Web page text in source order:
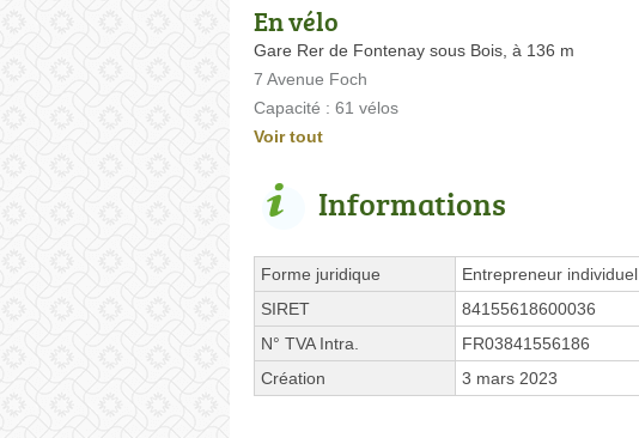
En vélo
Gare Rer de Fontenay sous Bois, à 136 m
7 Avenue Foch
Capacité : 61 vélos
Voir tout
Informations
Forme juridique
Entrepreneur individuel
SIRET
84155618600036
N° TVA Intra.
FR03841556186
Création
3 mars 2023